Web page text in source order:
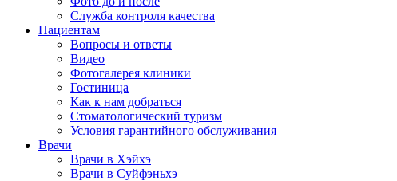
Служба контроля качества
Пациентам
Вопросы и ответы
Видео
Фотогалерея клиники
Гостиница
Как к нам добраться
Стоматологический туризм
Условия гарантийного обслуживания
Врачи
Врачи в Хэйхэ
Врачи в Суйфэньхэ